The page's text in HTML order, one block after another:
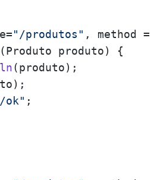
"/produtos" , method =
(Produto produto) {
(produto);
ok" ;